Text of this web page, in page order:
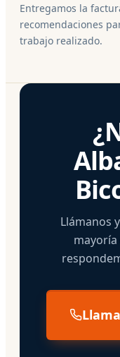
Entregamos la
recomendaciones
trabajo realizado.
Llámanos